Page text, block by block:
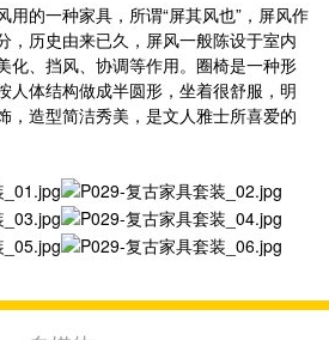
用的一种家具，所谓“屏其风也”，屏风作
，历史由来已久，屏风一般陈设于室内
化、挡风、协调等作用。圈椅是一种形
人体结构做成半圆形，坐着很舒服，明
，造型简洁秀美，是文人雅士所喜爱的